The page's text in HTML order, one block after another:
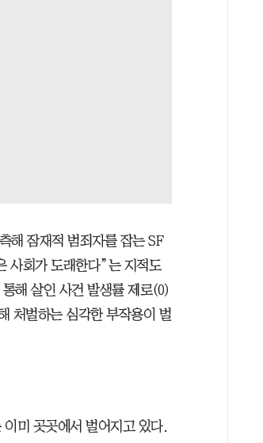
해 잠재적 범죄자를 잡는 SF
사회가 도래한다”는 지적도
해 살인 사건 발생률 제로(0)
처벌하는 심각한 부작용이 벌
미 곳곳에서 벌어지고 있다.